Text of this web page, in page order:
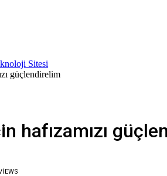
güçlendirelim
hafızamızı